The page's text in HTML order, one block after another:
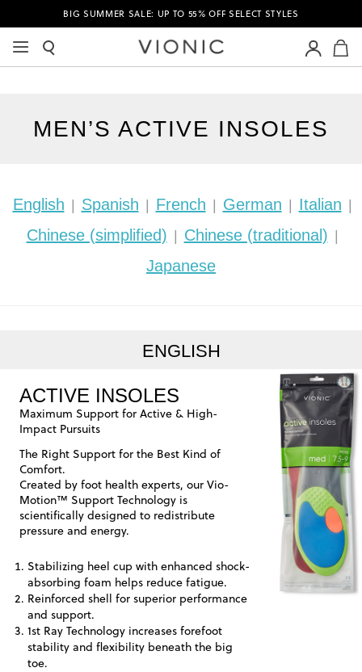
BIG SUMMER SALE: UP TO 55% OFF SELECT STYLES
MEN’S ACTIVE INSOLES
English Spanish French German Italian
Chinese (simplified) Chinese (traditional)
Japanese
ENGLISH
ACTIVE INSOLES
Maximum Support for Active & High-
Impact Pursuits
The Right Support for the Best Kind of
Comfort.
Created by foot health experts, our Vio-
Motion™ Support Technology is
scientifically designed to redistribute
pressure and energy.
Stabilizing heel cup with enhanced shock-
absorbing foam helps reduce fatigue.
Reinforced shell for superior performance
and support.
1st Ray Technology increases forefoot
stability and flexibility beneath the big
toe.